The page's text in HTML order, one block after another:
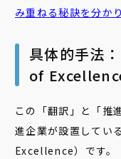
み重ねる秘訣を分か
具体的手法
of
この「翻訳」と「推
進企業が設置して
Excellence）です。